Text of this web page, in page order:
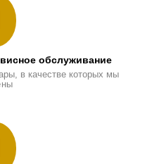
обслуживание
в качестве которых мы